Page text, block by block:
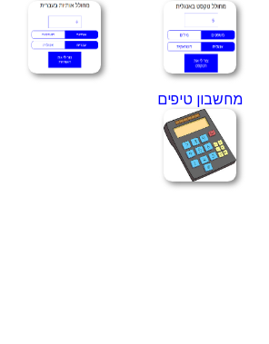
מחשבון טיפים